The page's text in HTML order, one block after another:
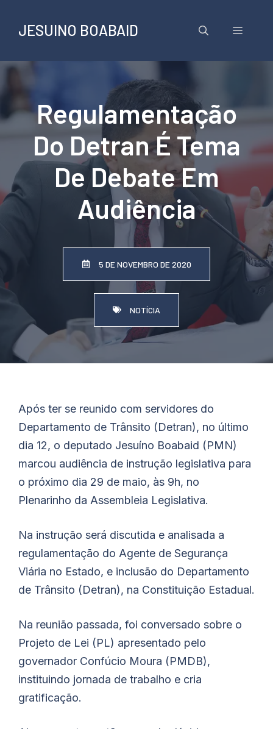
conteúdo
JESUINO BOABAID Menu
Regulamentação
Do Detran É Tema
De Debate Em
Audiência
5 DE NOVEMBRO DE 2020
NOTÍCIA
Após ter se reunido com servidores do
Departamento de Trânsito (Detran), no último
dia 12, o deputado Jesuíno Boabaid (PMN)
marcou audiência de instrução legislativa para
o próximo dia 29 de maio, às 9h, no
Plenarinho da Assembleia Legislativa.
Na instrução será discutida e analisada a
regulamentação do Agente de Segurança
Viária no Estado, e inclusão do Departamento
de Trânsito (Detran), na Constituição Estadual.
Na reunião passada, foi conversado sobre o
Projeto de Lei (PL) apresentado pelo
governador Confúcio Moura (PMDB),
instituindo jornada de trabalho e cria
gratificação.